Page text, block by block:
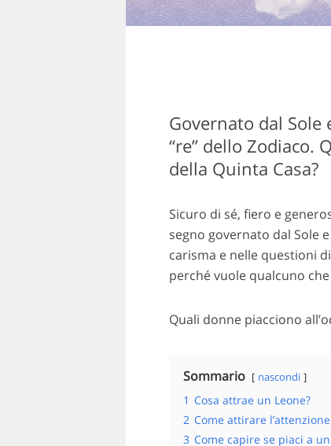
Governato dal Sole
“re” dello Zodiaco.
della Quinta Casa?
Sicuro di sé, fiero e
segno governato dal Sole
carisma e nelle questioni
perché vuole qualcuno
Quali donne piacciono
Sommario nascondi
1 Cosa attrae un Leone?
2 Come attirare
3 Come capire se piaci a